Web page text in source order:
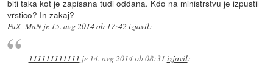
biti taka kot je zapisana tudi oddana. Kdo na ministrstvu je izpustil
vrstico? In zakaj?
PaX_MaNje 15. avg 2014 ob 17:42 izjavil:
111111111111 je 14. avg 2014 ob 08:31 izjavil: